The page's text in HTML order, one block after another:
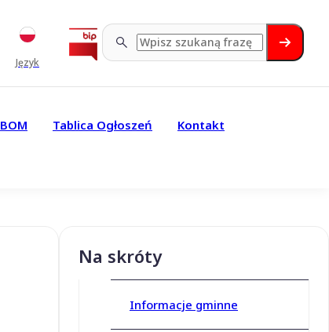
Język
BOM Tablica Ogłoszeń Kontakt
Na skróty
Informacje gminne